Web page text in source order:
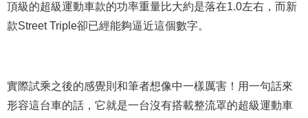
頂級的超級運動車款的功率重量比大約是落在1.0左右，而新
款Street Triple卻已經能夠逼近這個數字。
實際試乘之後的感覺則和筆者想像中一樣厲害！用一句話來
形容這台車的話，它就是一台沒有搭載整流罩的超級運動車